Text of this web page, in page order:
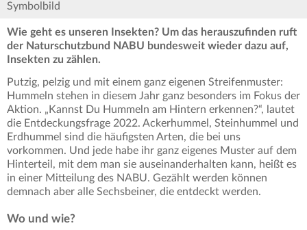
Symbolbild
Wie geht es unseren Insekten? Um das herauszufinden ruft
der Naturschutzbund NABU bundesweit wieder dazu auf,
Insekten zu zählen.
Putzig, pelzig und mit einem ganz eigenen Streifenmuster:
Hummeln stehen in diesem Jahr ganz besonders im Fokus der
Aktion. „Kannst Du Hummeln am Hintern erkennen?“, lautet
die Entdeckungsfrage 2022. Ackerhummel, Steinhummel und
Erdhummel sind die häufigsten Arten, die bei uns
vorkommen. Und jede habe ihr ganz eigenes Muster auf dem
Hinterteil, mit dem man sie auseinanderhalten kann, heißt es
in einer Mitteilung des NABU. Gezählt werden können
demnach aber alle Sechsbeiner, die entdeckt werden.
Wo und wie?